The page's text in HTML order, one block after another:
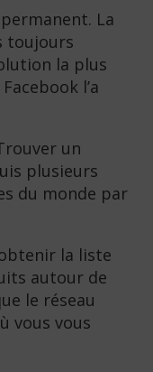
La
toujours
la plus
l’a
un
plusieurs
du monde par
la liste
autour de
le réseau
vous vous